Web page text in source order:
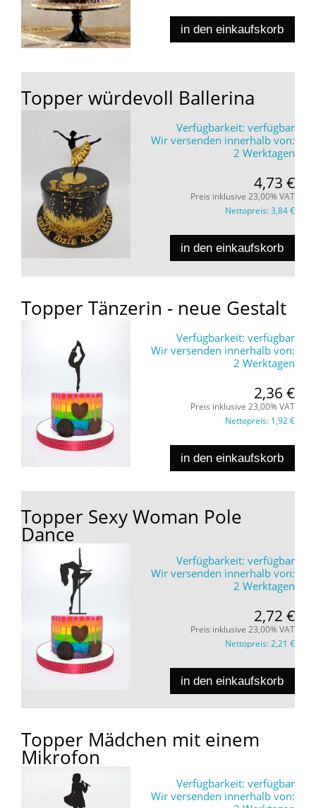
in den einkaufskorb
Topper würdevoll Ballerina
Verfügbarkeit: verfügbar
Wir versenden innerhalb von:
2 Werktagen
4,73 €
Preis inklusive 23,00% VAT
Nettopreis:3,84 €
in den einkaufskorb
Topper Tänzerin - neue Gestalt
Verfügbarkeit: verfügbar
Wir versenden innerhalb von:
2 Werktagen
2,36 €
Preis inklusive 23,00% VAT
Nettopreis: 1,92 €
in den einkaufskorb
Topper Sexy Woman Pole
Dance
Verfügbarkeit: verfügbar
Wir versenden innerhalb von:
2 Werktagen
2,72 €
Preis inklusive 23,00% VAT
Nettopreis:2,21 €
in den einkaufskorb
Topper Mädchen mit einem
Mikrofon
Verfügbarkeit: verfügbar
Wir versenden innerhalb von: